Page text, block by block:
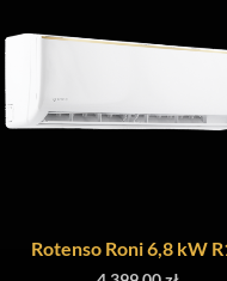
Rotenso Roni 6,8 kW